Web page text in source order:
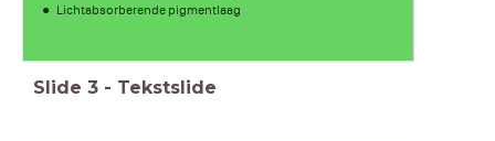
Lichtabsorberende pigmentlaag
Slide 3 - Tekstslide